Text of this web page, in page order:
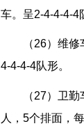
车。呈2-4-4-4-4
（26）维
4-4-4-4队形。
（27）卫
人，5个排面，